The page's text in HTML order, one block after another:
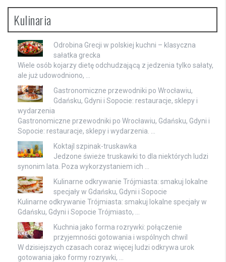
Kulinaria
Odrobina Grecji w polskiej kuchni – klasyczna
sałatka grecka
Wiele osób kojarzy dietę odchudzającą z jedzenia tylko sałaty,
ale już udowodniono, …
Gastronomiczne przewodniki po Wrocławiu,
Gdańsku, Gdyni i Sopocie: restauracje, sklepy i
wydarzenia
Gastronomiczne przewodniki po Wrocławiu, Gdańsku, Gdyni i
Sopocie: restauracje, sklepy i wydarzenia. …
Koktajl szpinak-truskawka
Jedzone świeże truskawki to dla niektórych ludzi
synonim lata. Poza wykorzystaniem ich …
Kulinarne odkrywanie Trójmiasta: smakuj lokalne
specjały w Gdańsku, Gdyni i Sopocie
Kulinarne odkrywanie Trójmiasta: smakuj lokalne specjały w
Gdańsku, Gdyni i Sopocie Trójmiasto, …
Kuchnia jako forma rozrywki: połączenie
przyjemności gotowania i wspólnych chwil
W dzisiejszych czasach coraz więcej ludzi odkrywa urok
gotowania jako formy rozrywki, …